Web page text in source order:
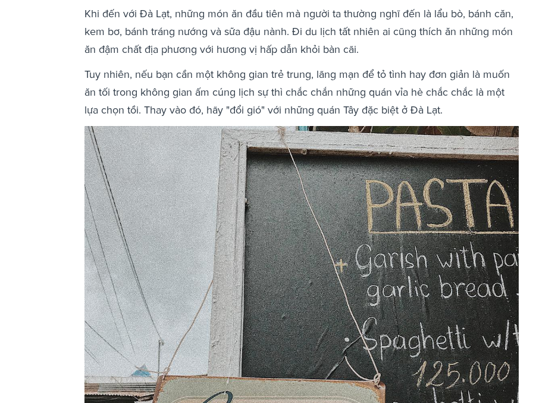
Khi đến với Đà Lạt, những món ăn đầu tiên mà người ta thường nghĩ đến là lẩu bò, bánh căn,
kem bơ, bánh tráng nướng và sữa đậu nành. Đi du lịch tất nhiên ai cũng thích ăn những món
ăn đậm chất địa phương với hương vị hấp dẫn khỏi bàn cãi.
Tuy nhiên, nếu bạn cần một không gian trẻ trung, lãng mạn để tỏ tình hay đơn giản là muốn
ăn tối trong không gian ấm cúng lịch sự thì chắc chắn những quán vỉa hè chắc chắc là một
lựa chọn tồi. Thay vào đó, hãy "đổi gió" với những quán Tây đặc biệt ở Đà Lạt.